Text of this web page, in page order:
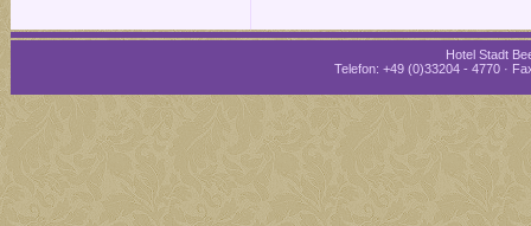
Hotel Stadt
Telefon: +49 (0)33204 - 4770 ·